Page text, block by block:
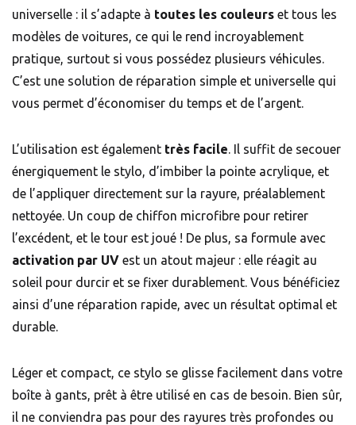
universelle : il s’adapte à toutes les couleurs et tous les
modèles de voitures, ce qui le rend incroyablement
pratique, surtout si vous possédez plusieurs véhicules.
C’est une solution de réparation simple et universelle qui
vous permet d’économiser du temps et de l’argent.
L’utilisation est également très facile. Il suffit de secouer
énergiquement le stylo, d’imbiber la pointe acrylique, et
de l’appliquer directement sur la rayure, préalablement
nettoyée. Un coup de chiffon microfibre pour retirer
l’excédent, et le tour est joué ! De plus, sa formule avec
activation par UV est un atout majeur : elle réagit au
soleil pour durcir et se fixer durablement. Vous bénéficiez
ainsi d’une réparation rapide, avec un résultat optimal et
durable.
Léger et compact, ce stylo se glisse facilement dans votre
boîte à gants, prêt à être utilisé en cas de besoin. Bien sûr,
il ne conviendra pas pour des rayures très profondes ou